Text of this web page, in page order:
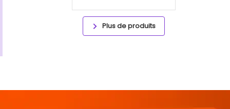
Plus de produits